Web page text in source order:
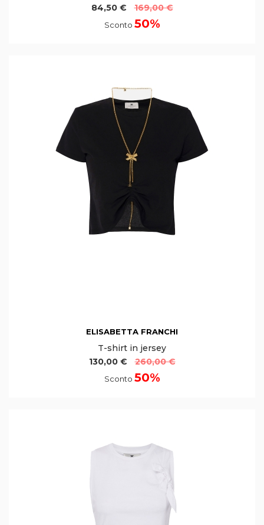
84,50 €
169,00 €
Sconto 50%
ELISABETTA FRANCHI
T-shirt in jersey
130,00 €
260,00 €
Sconto 50%